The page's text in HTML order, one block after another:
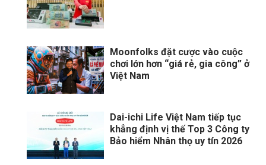
Moonfolks đặt cược vào cuộc
chơi lớn hơn “giá rẻ, gia công” ở
Việt Nam
Dai-ichi Life Việt Nam tiếp tục
khẳng định vị thế Top 3 Công ty
Bảo hiểm Nhân thọ uy tín 2026